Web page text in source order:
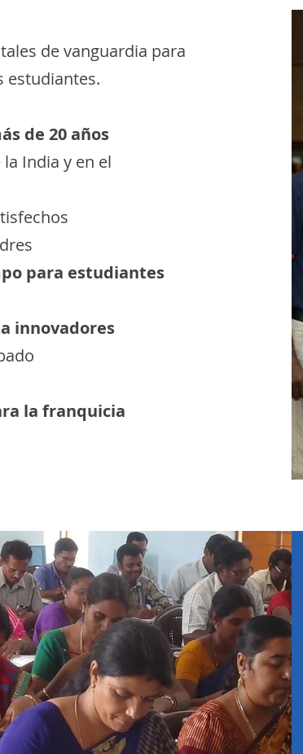
de vanguardia para
estudiantes.
de 20 años
India y en el
para estudiantes
innovadores
la franquicia